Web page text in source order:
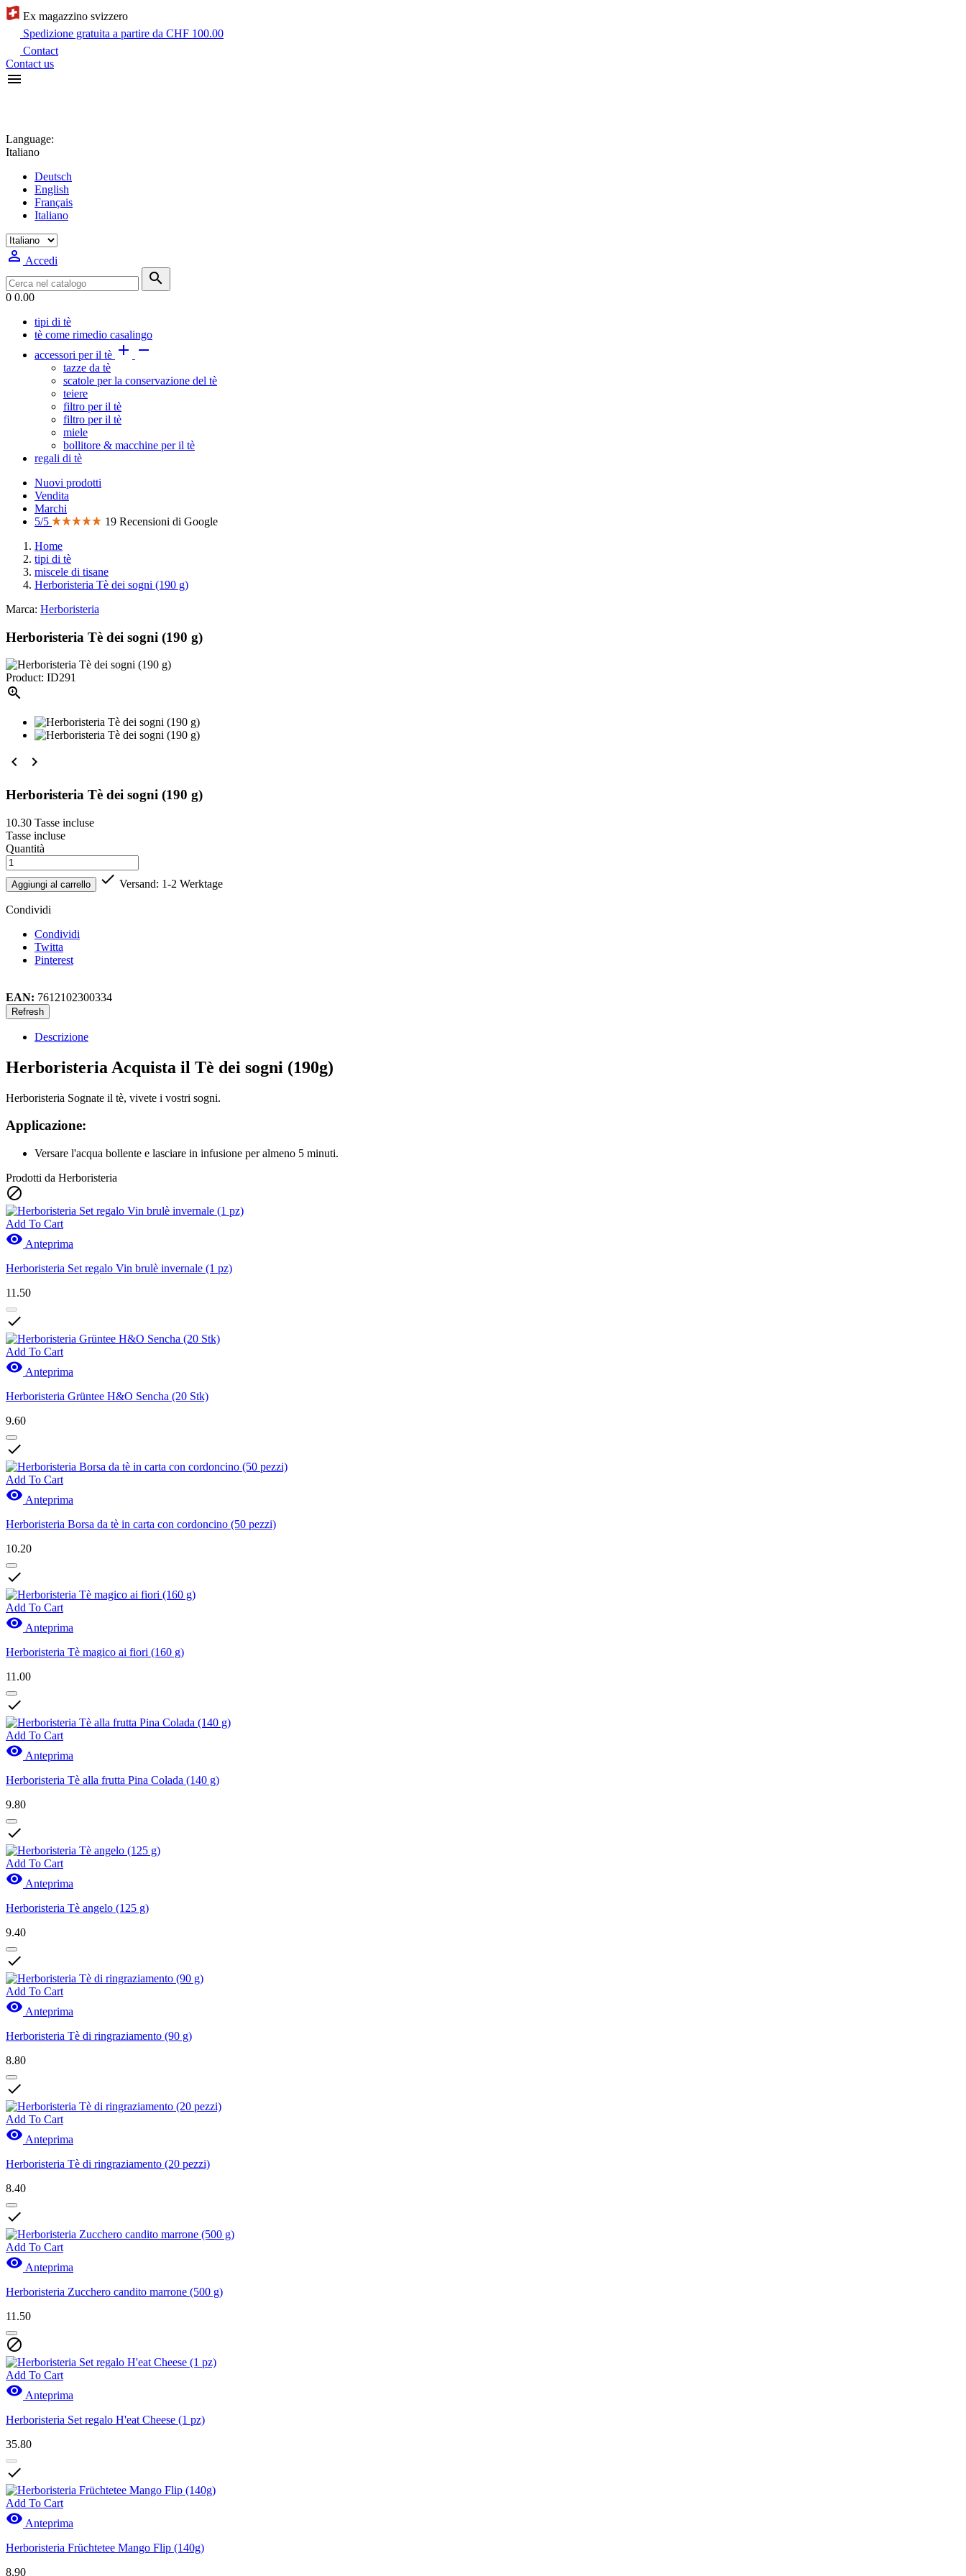
Ex magazzino svizzero
Spedizione gratuita a partire da CHF 100.00
Contact
Contact us

Language:
Italiano
Deutsch
English
Français
Italiano
 Accedi

0 0.00
tipi di tè
tè come rimedio casalingo
accessori per il tè  
tazze da tè
scatole per la conservazione del tè
teiere
filtro per il tè
filtro per il tè
miele
bollitore & macchine per il tè
regali di tè
Nuovi prodotti
Vendita
Marchi
5/5
19 Recensioni di Google
Home
tipi di tè
miscele di tisane
Herboristeria Tè dei sogni (190 g)
Marca: Herboristeria
Herboristeria Tè dei sogni (190 g)
Product: ID291

 
Herboristeria Tè dei sogni (190 g)
10.30 Tasse incluse
Tasse incluse
Quantità
Aggiungi al carrello  Versand: 1-2 Werktage
Condividi
Condividi
Twitta
Pinterest
EAN: 7612102300334
Descrizione
Herboristeria Acquista il Tè dei sogni (190g)
Herboristeria Sognate il tè, vivete i vostri sogni.
Applicazione:
Versare l'acqua bollente e lasciare in infusione per almeno 5 minuti.
Prodotti da Herboristeria

Add To Cart
 Anteprima
Herboristeria Set regalo Vin brulè invernale (1 pz)
11.50

Add To Cart
 Anteprima
Herboristeria Grüntee H&O Sencha (20 Stk)
9.60

Add To Cart
 Anteprima
Herboristeria Borsa da tè in carta con cordoncino (50 pezzi)
10.20

Add To Cart
 Anteprima
Herboristeria Tè magico ai fiori (160 g)
11.00

Add To Cart
 Anteprima
Herboristeria Tè alla frutta Pina Colada (140 g)
9.80

Add To Cart
 Anteprima
Herboristeria Tè angelo (125 g)
9.40

Add To Cart
 Anteprima
Herboristeria Tè di ringraziamento (90 g)
8.80

Add To Cart
 Anteprima
Herboristeria Tè di ringraziamento (20 pezzi)
8.40

Add To Cart
 Anteprima
Herboristeria Zucchero candito marrone (500 g)
11.50

Add To Cart
 Anteprima
Herboristeria Set regalo H'eat Cheese (1 pz)
35.80

Add To Cart
 Anteprima
Herboristeria Früchtetee Mango Flip (140g)
8.90